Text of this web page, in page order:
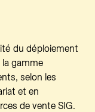
du déploiement
gamme
selon les
et en
de vente SIG.